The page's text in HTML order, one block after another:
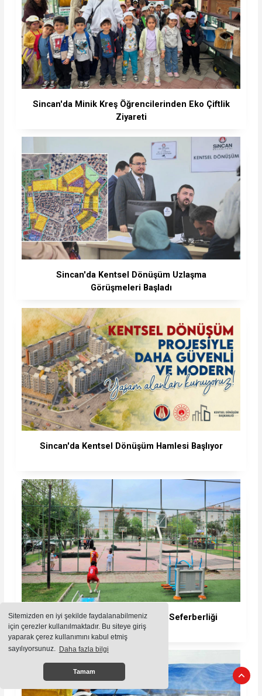
Sitemizden en iyi şekilde faydalanabilmeniz
için çerezler kullanılmaktadır. Bu siteye giriş
yaparak çerez kullanımını kabul etmiş
sayılıyorsunuz. Daha fazla bilgi
Tamam
Sincan'da Minik Kreş Öğrencilerinden Eko Çiftlik
Ziyareti
Sincan'da Kentsel Dönüşüm Uzlaşma
Görüşmeleri Başladı
Sincan'da Kentsel Dönüşüm Hamlesi Başlıyor
Sincan'da Parklarda Yenileme Seferberliği